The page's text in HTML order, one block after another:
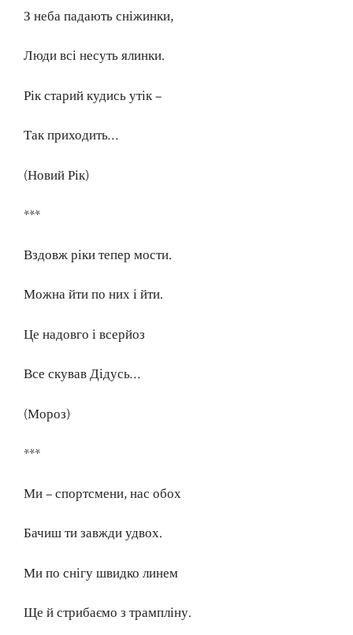
З неба падають сніжинки,
Люди всі несуть ялинки.
Рік старий кудись утік –
Так приходить…
(Новий Рік)
***
Вздовж ріки тепер мости.
Можна йти по них і йти.
Це надовго і всерйоз
Все скував Дідусь…
(Мороз)
***
Ми – спортсмени, нас обох
Бачиш ти завжди удвох.
Ми по снігу швидко линем
Ще й стрибаємо з трампліну.